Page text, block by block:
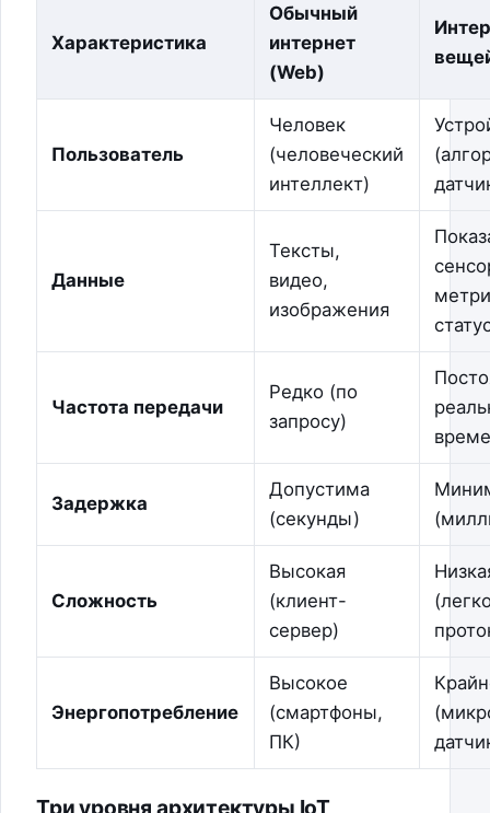
Характеристика
Обычный
интернет
(Web)
Пользователь
Человек
(человеческий
интеллект)
Данные
Тексты,
видео,
изображения
Частота передачи
Редко (по
запросу)
Задержка
Допустима
(секунды)
Сложность
Высокая
(клиент-
сервер)
Энергопотребление
Высокое
(смартфоны,
ПК)
Три уровня архитектуры IoT